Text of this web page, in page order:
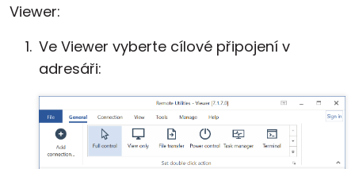
Viewer:
Ve Viewer vyberte cílové připojení v
adresáři: